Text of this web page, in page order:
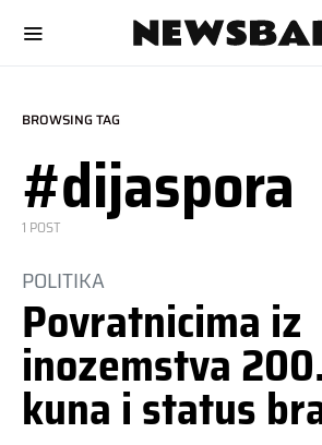
BROWSING TAG
#dijaspora
1 POST
POLITIKA
Povratnicima iz
inozemstva
kuna i status